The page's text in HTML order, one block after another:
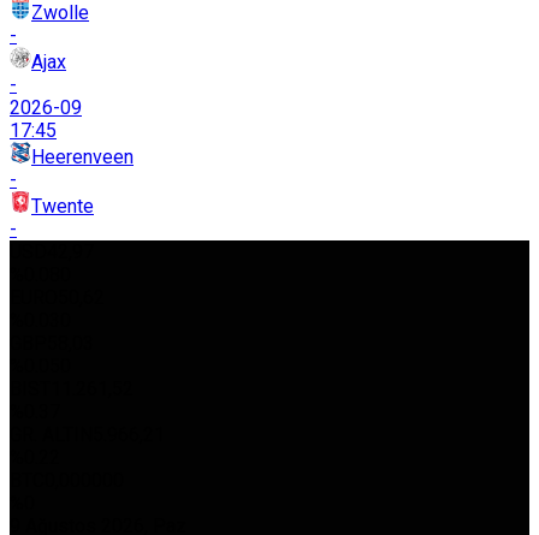
Zwolle
-
Ajax
-
2026-09
17:45
Heerenveen
-
Twente
-